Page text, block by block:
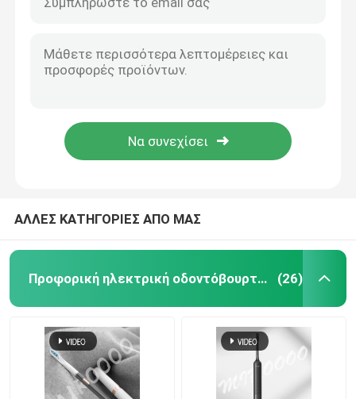
Ηλεκτρική οδοντόβουρτσα παιδιών
ΑΛΛΕΣ ΚΑΤΗΓΟΡΙΕΣ ΑΠΟ ΜΑΣ
Προφορική ηλεκτρική οδοντόβουρτσα προσοχής (26)